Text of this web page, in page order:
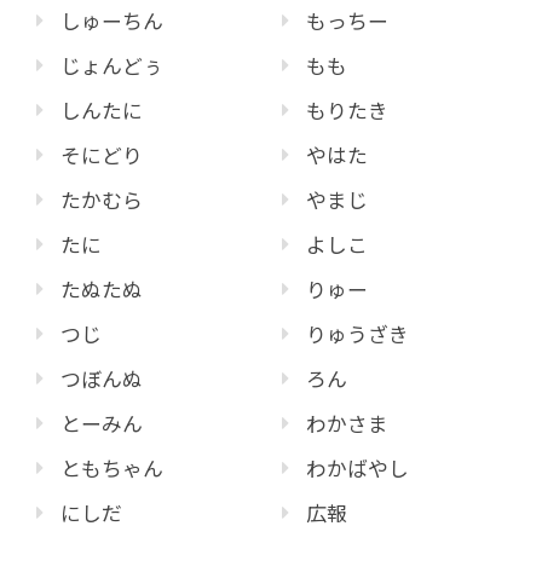
しゅーちん
じょんどぅ
しんたに
そにどり
たかむら
たに
たぬたぬ
つじ
つぼんぬ
とーみん
ともちゃん
にしだ
もっちー
もも
もりたき
やはた
やまじ
よしこ
りゅー
りゅうざき
ろん
わかさま
わかばやし
広報